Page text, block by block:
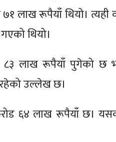
लाख रूपैयाँ थियो। त्यही
थियो।
८३ लाख रूपैयाँ पुगेको छ
उल्लेख छ।
६४ लाख रूपैयाँ छ।